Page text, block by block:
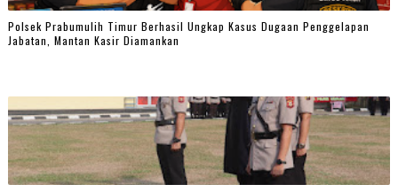
Polsek Prabumulih Timur Berhasil Ungkap Kasus Dugaan Penggelapan
Jabatan, Mantan Kasir Diamankan